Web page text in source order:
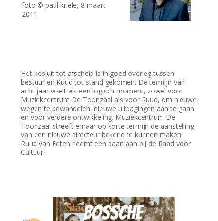
foto © paul kriele, 8 maart
2011.
Het besluit tot afscheid is in goed overleg tussen
bestuur en Ruud tot stand gekomen. De termijn van
acht jaar voelt als een logisch moment, zowel voor
Muziekcentrum De Toonzaal als voor Ruud, om nieuwe
wegen te bewandelen, nieuwe uitdagingen aan te gaan
en voor verdere ontwikkeling. Muziekcentrum De
Toonzaal streeft ernaar op korte termijn de aanstelling
van een nieuwe directeur bekend te kunnen maken.
Ruud van Eeten neemt een baan aan bij de Raad voor
Cultuur.